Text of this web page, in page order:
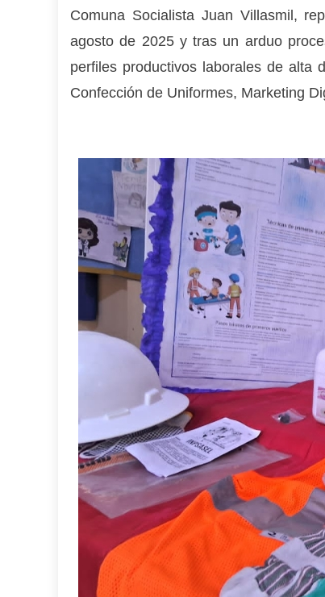
Comuna Socialista Juan Villasmil,
agosto de 2025 y tras un arduo
perfiles productivos laborales de alta
Confección de Uniformes, Marketing